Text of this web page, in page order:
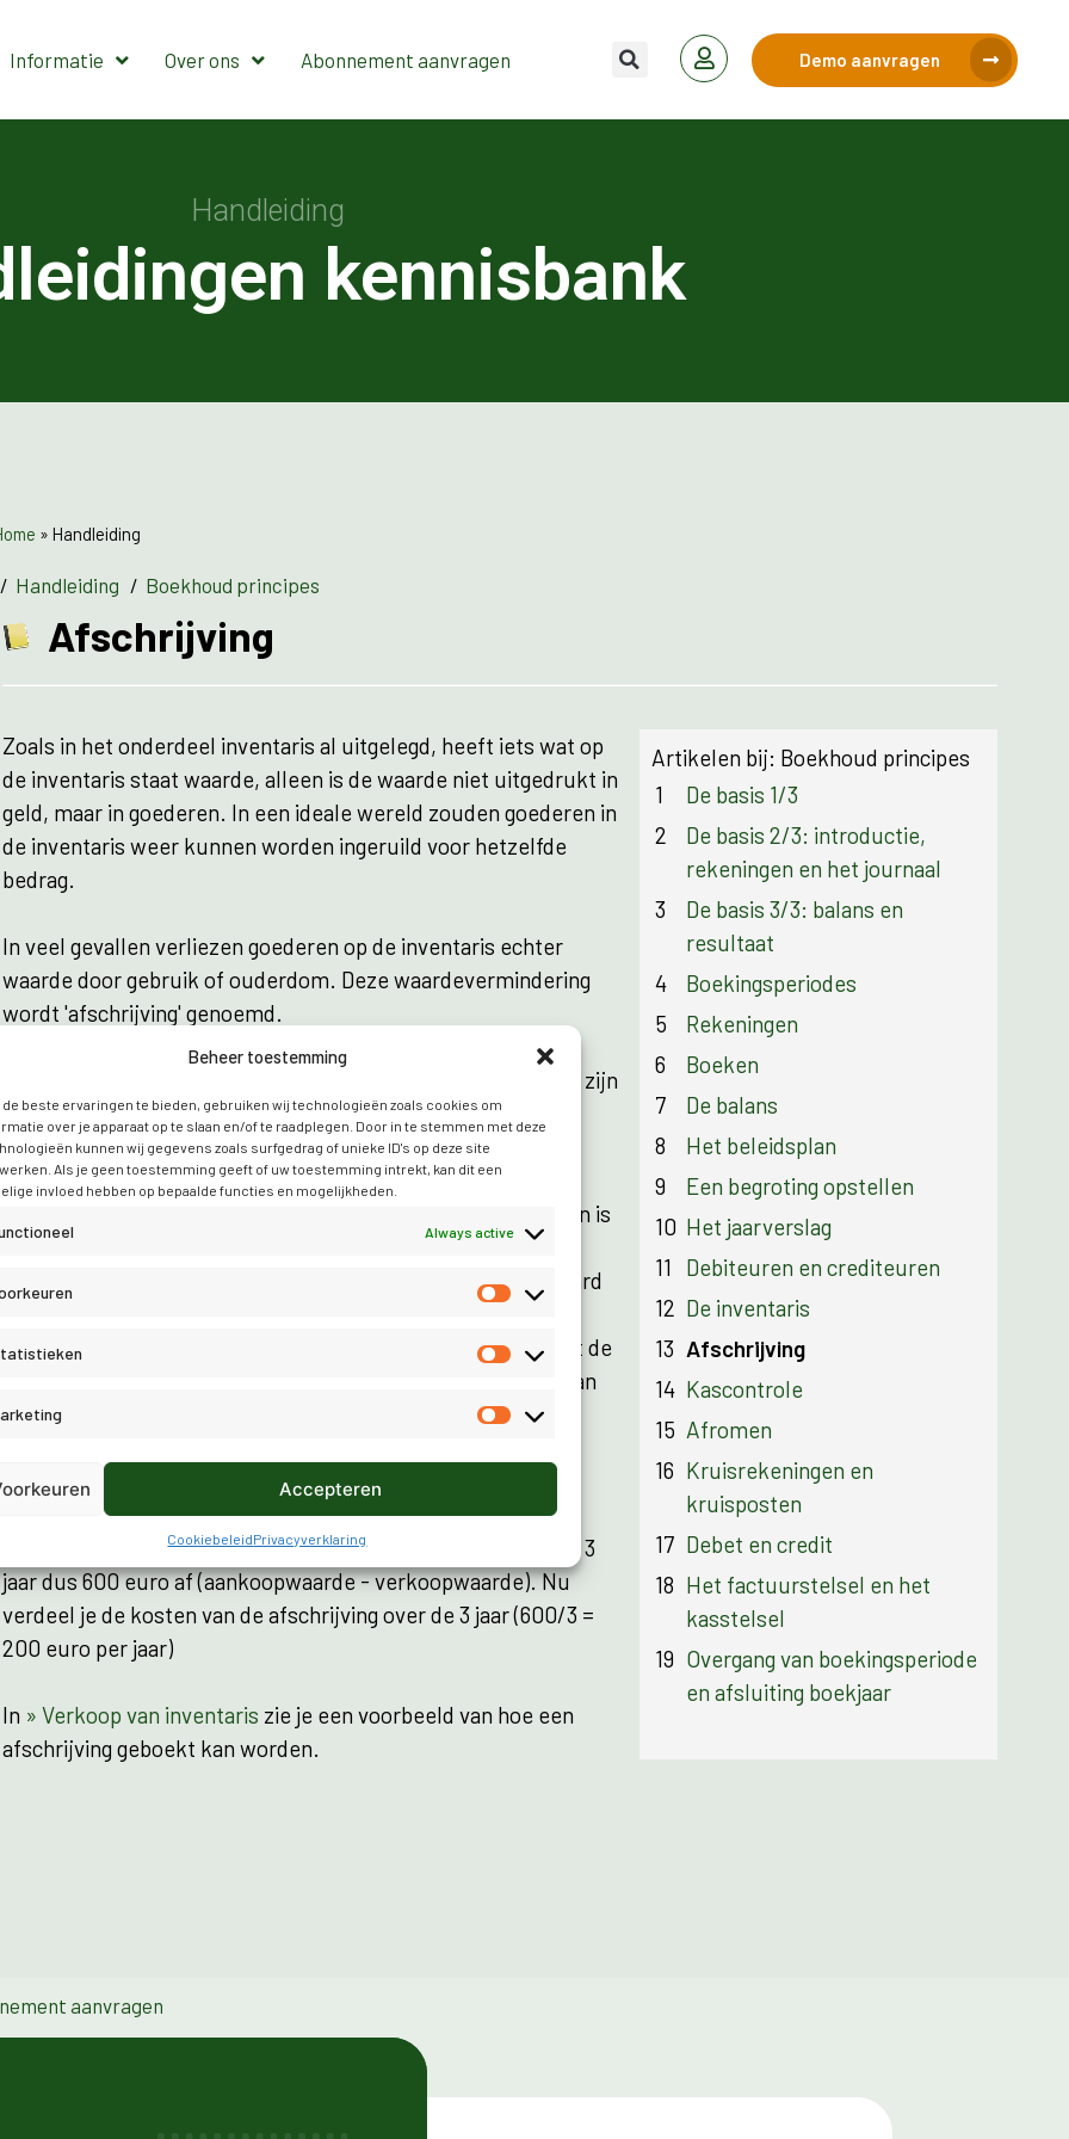
Beheer toestemming
de beste ervaringen te bieden, gebruiken wij technologieën zoals cookies om
over je apparaat op te slaan en/of te raadplegen. Door in te stemmen met deze
kunnen wij gegevens zoals surfgedrag of unieke ID's op deze site
Als je geen toestemming geeft of uw toestemming intrekt, kan dit een
invloed hebben op bepaalde functies en mogelijkheden.
Always active
Accepteren
CookiebeleidPrivacyverklaring
Informatie Over ons Abonnement aanvragen Demo aanvragen
Handleiding
kennisbank
» Handleiding
/ Handleiding / Boekhoud principes
Afschrijving
Artikelen bij: Boekhoud principes
1
De basis 1/3
2
De basis 2/3: introductie,
rekeningen en het journaal
3
De basis 3/3: balans en
resultaat
4
Boekingsperiodes
5
Rekeningen
6
Boeken
7
De balans
8
Het beleidsplan
9
Een begroting opstellen
10 Het jaarverslag
11
Debiteuren en crediteuren
12 De inventaris
13 Afschrijving
14 Kascontrole
15 Afromen
16 Kruisrekeningen en
kruisposten
17 Debet en credit
18 Het factuurstelsel en het
kasstelsel
19 Overgang van boekingsperiode
en afsluiting boekjaar
Zoals in het onderdeel inventaris al uitgelegd, heeft iets wat op
de inventaris staat waarde, alleen is de waarde niet uitgedrukt in
geld, maar in goederen. In een ideale wereld zouden goederen in
de inventaris weer kunnen worden ingeruild voor hetzelfde
bedrag.
In veel gevallen verliezen goederen op de inventaris echter
waarde door gebruik of ouderdom. Deze waardevermindering
wordt 'afschrijving' genoemd.
Afschrijving zorgt er dus voor dat de goederen minder waard zijn
en kost dus geld. Deze kosten komen daarom ook op de
resultatenrekening.
De te volgen strategie om dit in de boekhouding te verwerken is
eenvoudig: schat in na hoeveel jaar de goederen verkocht,
vervangen of weggedaan worden, en hoeveel ze dan nog waard
aantal jaren en schrijf elk jaar dit bedrag af. Overigens vereist de
Belastingdienst dat je bepaalde goederen over een termijn van
minimaal 3 of 5 jaar bewaart.
Een voorbeeld:
Je koopt een computer voor 700 euro. Je schat dat de
computer na 3 jaar nog 100 euro waard is. Je schrijft over de 3
jaar dus 600 euro af (aankoopwaarde - verkoopwaarde). Nu
verdeel je de kosten van de afschrijving over de 3 jaar (600/3 =
200 euro per jaar)
In » Verkoop van inventaris zie je een voorbeeld van hoe een
afschrijving geboekt kan worden.
aanvragen